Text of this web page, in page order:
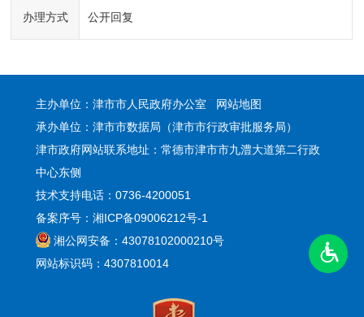
办理方式 公开回复
主办单位：津市市人民政府办公室 网站地图
承办单位：津市市数据局（津市市行政审批服务局）
津市政府网站联系地址：常德市津市市九澧大道第二行政
中心东侧
技术支持电话：0736-4200051
备案序号：湘ICP备09006212号-1
湘公网安备：43078102000210号
网站标识码：4307810014